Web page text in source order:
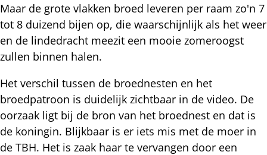
Maar de grote vlakken broed leveren per raam zo'n 7
tot 8 duizend bijen op, die waarschijnlijk als het weer
en de lindedracht meezit een mooie zomeroogst
zullen binnen halen.
Het verschil tussen de broednesten en het
broedpatroon is duidelijk zichtbaar in de video. De
oorzaak ligt bij de bron van het broednest en dat is
de koningin. Blijkbaar is er iets mis met de moer in
de TBH. Het is zaak haar te vervangen door een